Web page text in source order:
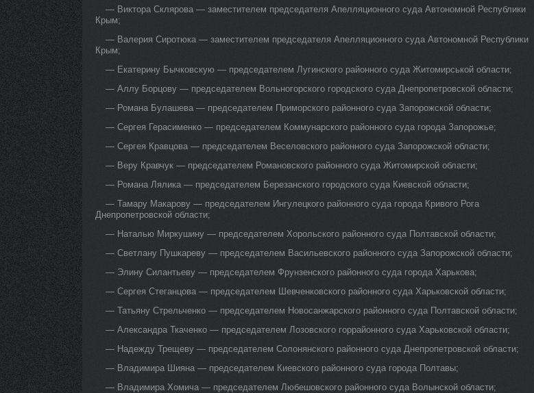
— Виктора Склярова — заместителем председателя Апелляционного суда Автономной Республики
Крым;
— Валерия Сиротюка — заместителем председателя Апелляционного суда Автономной Республики
Крым;
— Екатерину Бычковскую — председателем Лугинского районного суда Житомирськой области;
— Аллу Борцову — председателем Вольногорского городского суда Днепропетровской области;
— Романа Булашева — председателем Приморского районного суда Запорожской области;
— Сергея Герасименко — председателем Коммунарского районного суда города Запорожье;
— Сергея Кравцова — председателем Веселовского районного суда Запорожской области;
— Веру Кравчук — председателем Романовского районного суда Житомирской области;
— Романа Лялика — председателем Березанского городского суда Киевской области;
— Тамару Макарову — председателем Ингулецкого районного суда города Кривого Рога
Днепропетровской области;
— Наталью Миркушину — председателем Хорольского районного суда Полтавской области;
— Светлану Пушкареву — председателем Васильевского районного суда Запорожской области;
— Элину Силантьеву — председателем Фрунзенского районного суда города Харькова;
— Сергея Стеганцова — председателем Шевченковского районного суда Харьковской области;
— Татьяну Стрельченко — председателем Новосанжарского районного суда Полтавской области;
— Александра Ткаченко — председателем Лозовского горрайонного суда Харьковской области;
— Надежду Трещеву — председателем Солонянского районного суда Днепропетровской области;
— Владимира Шияна — председателем Киевского районного суда города Полтавы;
— Владимира Хомича — председателем Любешовского районного суда Волынской области;